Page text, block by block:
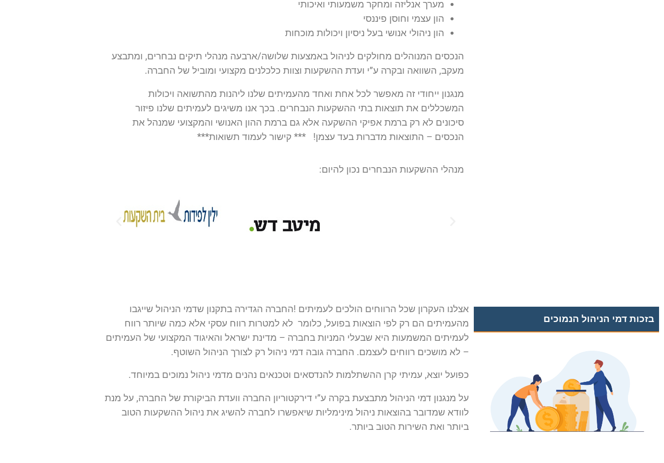
מערך אנליזה ומחקר משמעותי ואיכותי
הון עצמי וחוסן פיננסי
הון ניהולי אנושי בעל ניסיון ויכולות מוכחות
הנכסים המנוהלים מחולקים לניהול באמצעות שלושה/ארבעה מנהלי תיקים נבחרים, ומתבצע
מעקב, השוואה ובקרה ע”י ועדת ההשקעות וצוות כלכלנים מקצועי ומוביל של החברה.
מנגנון ייחודי זה מאפשר לכל אחת ואחד מהעמיתים שלנו ליהנות מהתשואה ויכולות
המשכללים את תוצאות בתי ההשקעות הנבחרים. בכך אנו משיגים לעמיתים שלנו פיזור
סיכונים לא רק ברמת אפיקי ההשקעה אלא גם ברמת ההון האנושי והמקצועי שמנהל את
הנכסים – התוצאות מדברות בעד עצמן! *** קישור לעמוד תשואות***
מנהלי ההשקעות הנבחרים נכון להיום:
בזכות דמי הניהול הנמוכים
אצלנו העקרון שכל הרווחים הולכים לעמיתים !החברה הגדירה בתקנון שדמי הניהול שייגבו
מהעמיתים הם רק לפי הוצאות בפועל, כלומר לא למטרות רווח עסקי אלא כמה שיותר רווח
לעמיתים המשמעות היא שבעלי המניות בחברה – מדינת ישראל והאיגוד המקצועי של העמיתים
– לא מושכים רווחים לעצמם. החברה גובה דמי ניהול רק לצורך הניהול השוטף.
כפועל יוצא, עמיתי קרן ההשתלמות להנדסאים וטכנאים נהנים מדמי ניהול נמוכים במיוחד.
על מנגנון דמי הניהול מתבצעת בקרה ע”י דירקטוריון החברה וועדת הביקורת של החברה, על מנת
לוודא שמדובר בהוצאות ניהול מינימליות שיאפשרו לחברה להשיג את ניהול ההשקעות הטוב
ביותר ואת השירות הטוב ביותר.